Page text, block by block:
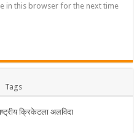
in this browser for the next time
Tags
क्रिकेटला अलविदा